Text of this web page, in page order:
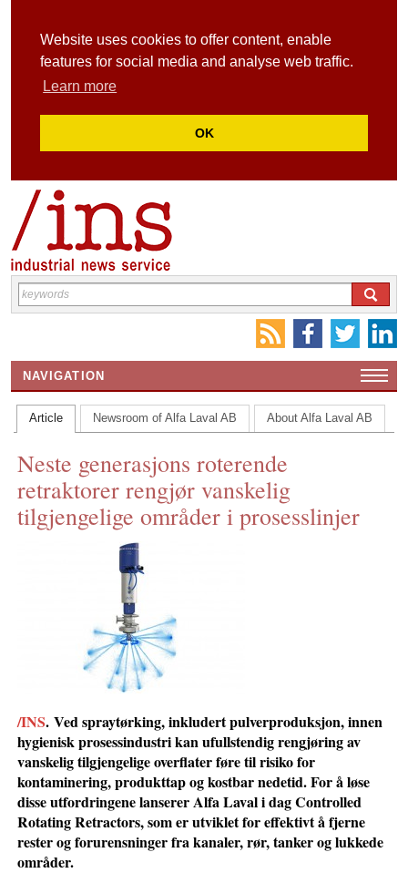
Website uses cookies to offer content, enable
features for social media and analyse web traffic.
Learn more
OK
NAVIGATION
HOME
CONTACT US
INS MAIN WEBSITE
ABOUT US
Article Newsroom of Alfa Laval AB About Alfa Laval AB
Neste generasjons roterende
retraktorer rengjør vanskelig
tilgjengelige områder i prosesslinjer
/INS. Ved spraytørking, inkludert pulverproduksjon, innen
hygienisk prosessindustri kan ufullstendig rengjøring av
vanskelig tilgjengelige overflater føre til risiko for
kontaminering, produkttap og kostbar nedetid. For å løse
disse utfordringene lanserer Alfa Laval i dag Controlled
Rotating Retractors, som er utviklet for effektivt å fjerne
rester og forurensninger fra kanaler, rør, tanker og lukkede
områder.